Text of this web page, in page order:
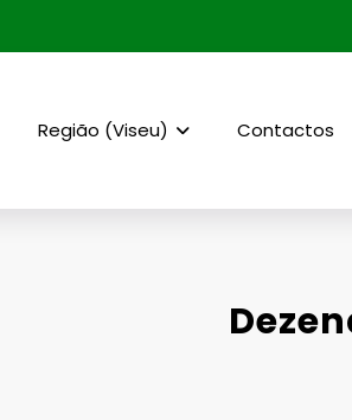
Região (Viseu) Contactos